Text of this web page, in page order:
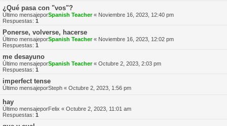
¿Qué pasa con "vos"?
Último mensajeporSpanish Teacher« Noviembre 16, 2023, 12:40 pm
Respuestas: 1
Ponerse, volverse, hacerse
Último mensajeporSpanish Teacher« Noviembre 16, 2023, 12:02 pm
Respuestas: 1
me desayuno
Último mensajeporSpanish Teacher« Octubre 2, 2023, 2:03 pm
Respuestas: 1
imperfect tense
Último mensajeporSteph « Octubre 2, 2023, 1:56 pm
hay
Último mensajeporFelix « Octubre 2, 2023, 11:01 am
Respuestas: 1